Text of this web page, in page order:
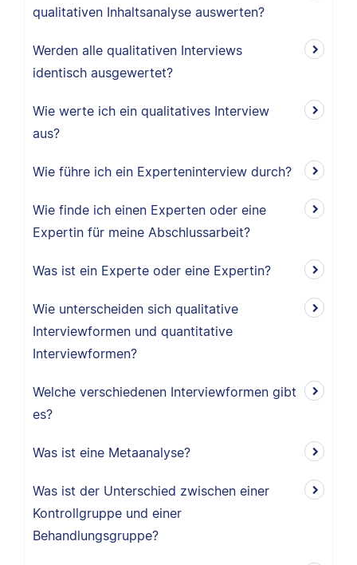
qualitativen Inhaltsanalyse auswerten?
Werden alle qualitativen Interviews
identisch ausgewertet?
Wie werte ich ein qualitatives Interview
aus?
Wie führe ich ein Experteninterview durch?
Wie finde ich einen Experten oder eine
Expertin für meine Abschlussarbeit?
Was ist ein Experte oder eine Expertin?
Wie unterscheiden sich qualitative
Interviewformen und quantitative
Interviewformen?
Welche verschiedenen Interviewformen gibt
es?
Was ist eine Metaanalyse?
Was ist der Unterschied zwischen einer
Kontrollgruppe und einer
Behandlungsgruppe?